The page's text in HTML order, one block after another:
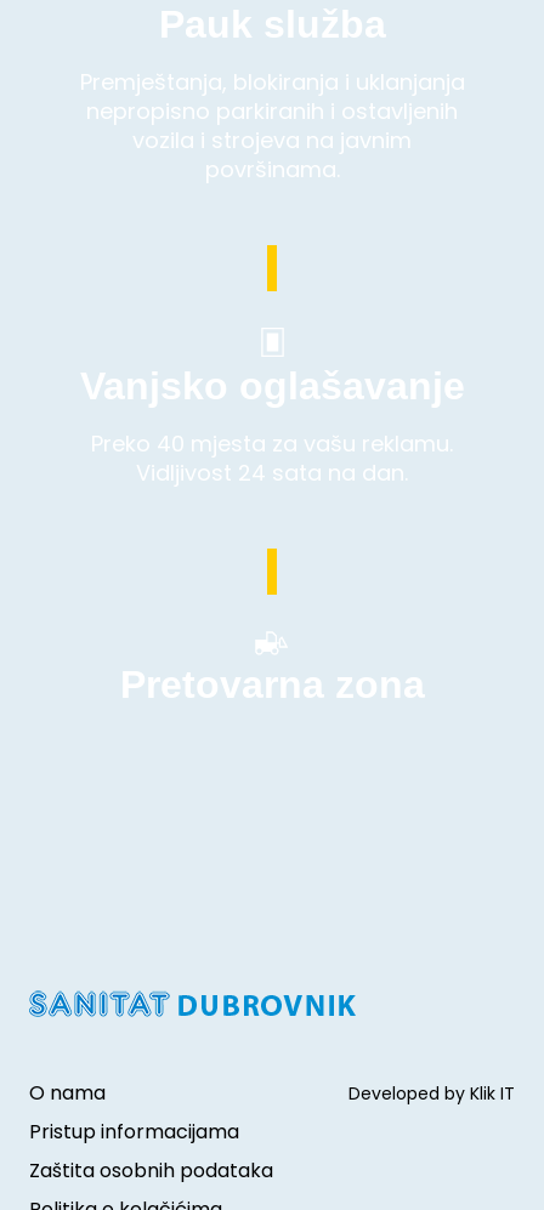
Pauk služba
Premještanja, blokiranja i uklanjanja
nepropisno parkiranih i ostavljenih
vozila i strojeva na javnim
površinama.
Vanjsko oglašavanje
Preko 40 mjesta za vašu reklamu.
Vidljivost 24 sata na dan.
Pretovarna zona
O nama
Pristup informacijama
Zaštita osobnih podataka
Developed by Klik IT